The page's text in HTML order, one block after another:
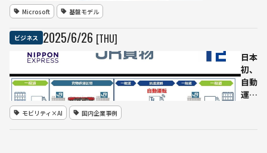
スSLM
Microsoft 基盤モデル
ビジネス 2025/6/26 [THU]
日本
初、
自動
運転
モビリティ×AI 国内企業事例